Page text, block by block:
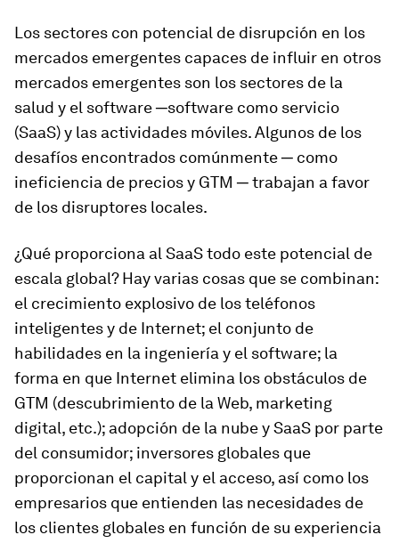
Los sectores con potencial de disrupción en los
mercados emergentes capaces de influir en otros
mercados emergentes son los sectores de la
salud y el software ─software como servicio
(SaaS) y las actividades móviles. Algunos de los
desafíos encontrados comúnmente ─ como
ineficiencia de precios y GTM ─ trabajan a favor
de los disruptores locales.
¿Qué proporciona al SaaS todo este potencial de
escala global? Hay varias cosas que se combinan:
el crecimiento explosivo de los teléfonos
inteligentes y de Internet; el conjunto de
habilidades en la ingeniería y el software; la
forma en que Internet elimina los obstáculos de
GTM (descubrimiento de la Web, marketing
digital, etc.); adopción de la nube y SaaS por parte
del consumidor; inversores globales que
proporcionan el capital y el acceso, así como los
empresarios que entienden las necesidades de
los clientes globales en función de su experiencia